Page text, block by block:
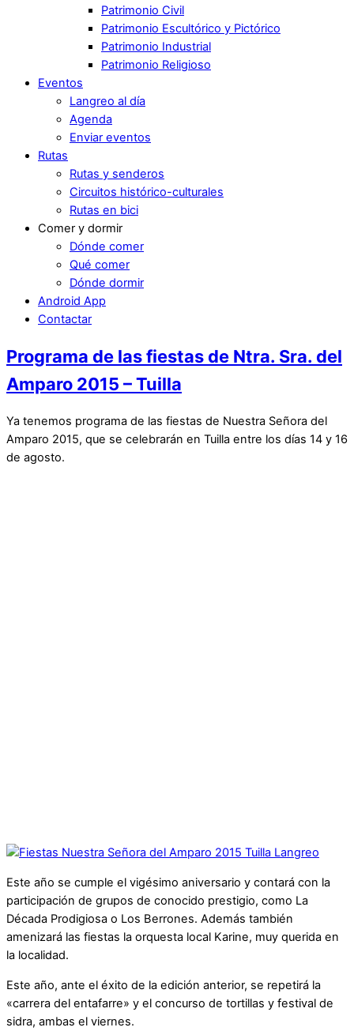
Patrimonio Civil
Patrimonio Escultórico y Pictórico
Patrimonio Industrial
Patrimonio Religioso
Eventos
Langreo al día
Agenda
Enviar eventos
Rutas
Rutas y senderos
Circuitos histórico-culturales
Rutas en bici
Comer y dormir
Dónde comer
Qué comer
Dónde dormir
Android App
Contactar
Programa de las fiestas de Ntra. Sra. del
Amparo 2015 – Tuilla
Ya tenemos programa de las fiestas de Nuestra Señora del
Amparo 2015, que se celebrarán en Tuilla entre los días 14 y 16
de agosto.
Este año se cumple el vigésimo aniversario y contará con la
participación de grupos de conocido prestigio, como La
Década Prodigiosa o Los Berrones. Además también
amenizará las fiestas la orquesta local Karine, muy querida en
la localidad.
Este año, ante el éxito de la edición anterior, se repetirá la
«carrera del entafarre» y el concurso de tortillas y festival de
sidra, ambas el viernes.